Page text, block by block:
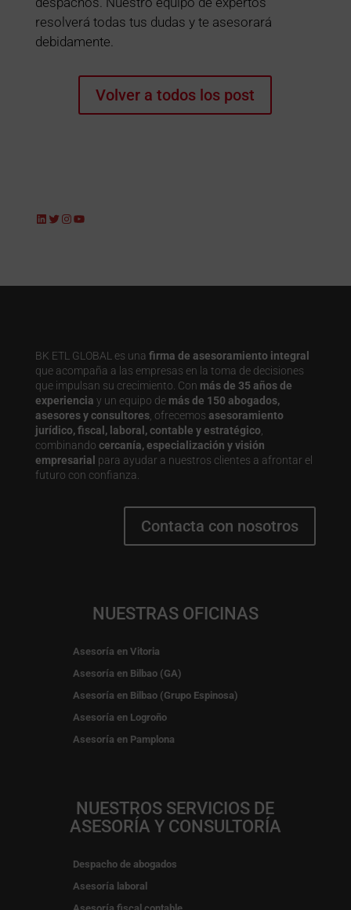
resolverá todas tus dudas y te asesorará
debidamente.
Volver a todos los post
LinkedIn
Twitter
Instagram
YouTube
BK ETL GLOBAL es una firma de asesoramiento integral
que acompaña a las empresas en la toma de decisiones
que impulsan su crecimiento. Con más de 35 años de
experiencia y un equipo de más de 150 abogados,
asesores y consultores, ofrecemos asesoramiento
jurídico, fiscal, laboral, contable y estratégico
combinando cercanía, especialización y visión
empresarial para ayudar a nuestros clientes a afrontar el
futuro con confianza.
Contacta con nosotros
NUESTRAS OFICINAS
Asesoría en Vitoria
Asesoría en Bilbao (GA)
Asesoría en Bilbao (Grupo Espinosa)
Asesoría en Logroño
Asesoría en Pamplona
NUESTROS SERVICIOS DE
ASESORÍA Y CONSULTORÍA
Despacho de abogados
Asesoría laboral